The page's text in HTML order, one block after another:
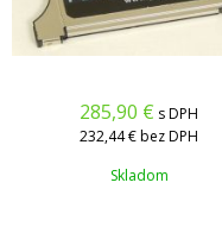
285,90 € s DPH
232,44 €bez DPH
Skladom